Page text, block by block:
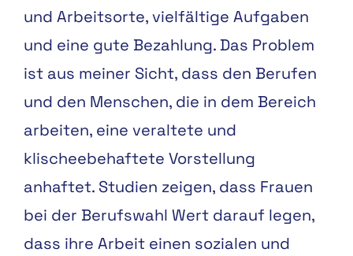
und Arbeitsorte, vielfältige Aufgaben
und eine gute Bezahlung. Das Problem
ist aus meiner Sicht, dass den Berufen
und den Menschen, die in dem Bereich
arbeiten, eine veraltete und
klischeebehaftete Vorstellung
anhaftet. Studien zeigen, dass Frauen
bei der Berufswahl Wert darauf legen,
dass ihre Arbeit einen sozialen und